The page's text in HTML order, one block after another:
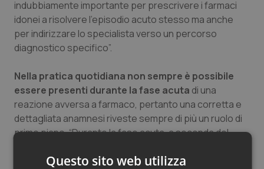
indubbiamente importante per prescrivere i farmaci
idonei a risolvere l’episodio acuto stesso ma anche
per indirizzare lo specialista verso un percorso
diagnostico specifico”.
Nella pratica quotidiana non sempre è possibile
essere presenti durante la fase acuta di una
reazione avversa a farmaco, pertanto una corretta e
dettagliata anamnesi riveste sempre di più un ruolo di
primo piano. “Durante la fase acuta, a seconda del
esami di tipo generale fra i quali – ricorda Bernardini –
Questo sito web utilizza